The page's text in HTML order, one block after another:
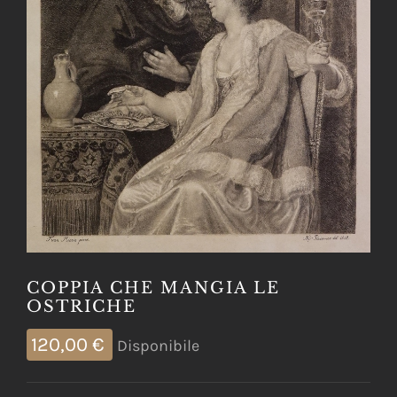
COPPIA CHE MANGIA LE
OSTRICHE
120,00 € Disponibile